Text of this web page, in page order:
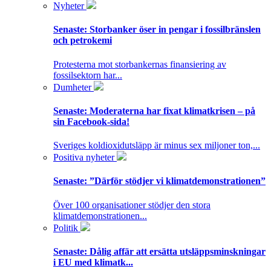
Nyheter
Senaste: Storbanker öser in pengar i fossilbränslen
och petrokemi
Protesterna mot storbankernas finansiering av
fossilsektorn har...
Dumheter
Senaste: Moderaterna har fixat klimatkrisen – på
sin Facebook-sida!
Sveriges koldioxidutsläpp är minus sex miljoner ton,...
Positiva nyheter
Senaste: ”Därför stödjer vi klimatdemonstrationen”
Över 100 organisationer stödjer den stora
klimatdemonstrationen...
Politik
Senaste: Dålig affär att ersätta utsläppsminskningar
i EU med klimatk...